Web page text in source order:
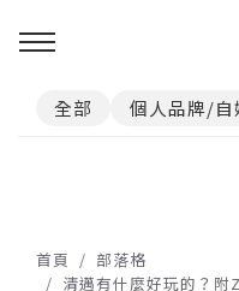
全部 個人品牌/
首頁
部落格
清邁有什麼好玩的？